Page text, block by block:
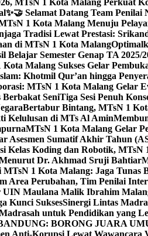
MTsN 1 Kota Malang Perkuat
✨🤝 Selamat Datang Team Penilai
1 Kota Malang Menuju
Tradisi Lewat Prestasi:
di MTsN 1 Kota Malang
Belajar Semester Genap TA 2025/
Malang Sukses Gelar
Khotmil Qur’an hingga
MTsN 1 Kota Malang Gelar
SeniTiga Sesi Penuh
Bertabur Bintang, MTsN 1
Kelulusan di MTs Al Amin
MTsN 1 Kota Malang Gelar
Asesmen Sumatif Akhir Tahun
Kelas Koding dan Robotik,
Dr. Akhmad Sruji Bahtiar
1 Kota Malang: Jaga Tunas
Area Perubahan, Tim Penilai
UIN Maulana Malik Ibrahim
Kunci SuksesSinergi Lintas
untuk Pendidikan yang
BORONG JUARA
Anti-Korupsi Lewat Wawancara